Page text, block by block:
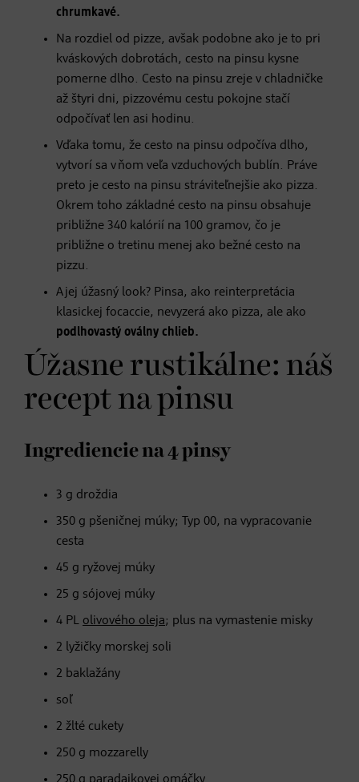
chrumkavé.
Na rozdiel od pizze, avšak podobne ako je to pri
kváskových dobrotách, cesto na pinsu kysne
pomerne dlho. Cesto na pinsu zreje v chladničke
až štyri dni, pizzovému cestu pokojne stačí
odpočívať len asi hodinu.
Vďaka tomu, že cesto na pinsu odpočíva dlho,
vytvorí sa v ňom veľa vzduchových bublín. Práve
preto je cesto na pinsu stráviteľnejšie ako pizza.
Okrem toho základné cesto na pinsu obsahuje
približne 340 kalórií na 100 gramov, čo je
približne o tretinu menej ako bežné cesto na
pizzu.
A jej úžasný look? Pinsa, ako reinterpretácia
klasickej focaccie, nevyzerá ako pizza, ale ako
podlhovastý oválny chlieb.
Úžasne rustikálne: náš
recept na pinsu
Ingrediencie na 4 pinsy
3 g droždia
350 g pšeničnej múky; Typ 00, na vypracovanie
cesta
45 g ryžovej múky
25 g sójovej múky
4 PL olivového oleja; plus na vymastenie misky
2 lyžičky morskej soli
2 baklažány
soľ
2 žlté cukety
250 g mozzarelly
250 g paradajkovej omáčky